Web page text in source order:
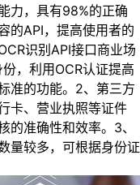
力，具有98%的正确
的API，提高使用者的
识别API接口商业场
，利用OCR认证提高
准的功能。2、第三方
卡、营业执照等证件
的准确性和效率。3、
量较多，可根据身份证